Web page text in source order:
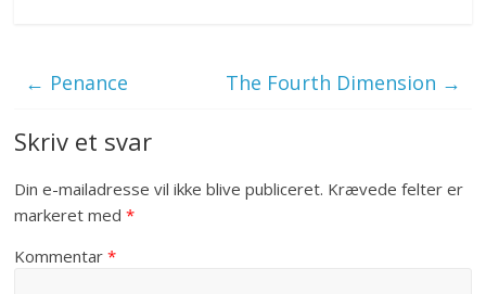
← Penance The Fourth Dimension →
Skriv et svar
Din e-mailadresse vil ikke blive publiceret. Krævede felter er
markeret med*
Kommentar*